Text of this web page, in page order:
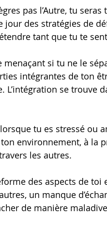
pas l’Autre, tu
jour des stratégies de
tant que tu te
menaçant si tu ne le
intégrantes de ton
L’intégration se trouve
tu es stressé ou
environnement, à la
les autres.
des aspects de
un manque
de manière